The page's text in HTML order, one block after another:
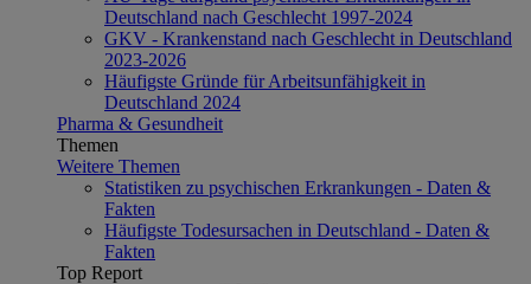
Deutschland nach Geschlecht 1997-2024
GKV - Krankenstand nach Geschlecht in Deutschland
2023-2026
Häufigste Gründe für Arbeitsunfähigkeit in
Deutschland 2024
Pharma & Gesundheit
Themen
Weitere Themen
Statistiken zu psychischen Erkrankungen - Daten &
Fakten
Häufigste Todesursachen in Deutschland - Daten &
Fakten
Top Report